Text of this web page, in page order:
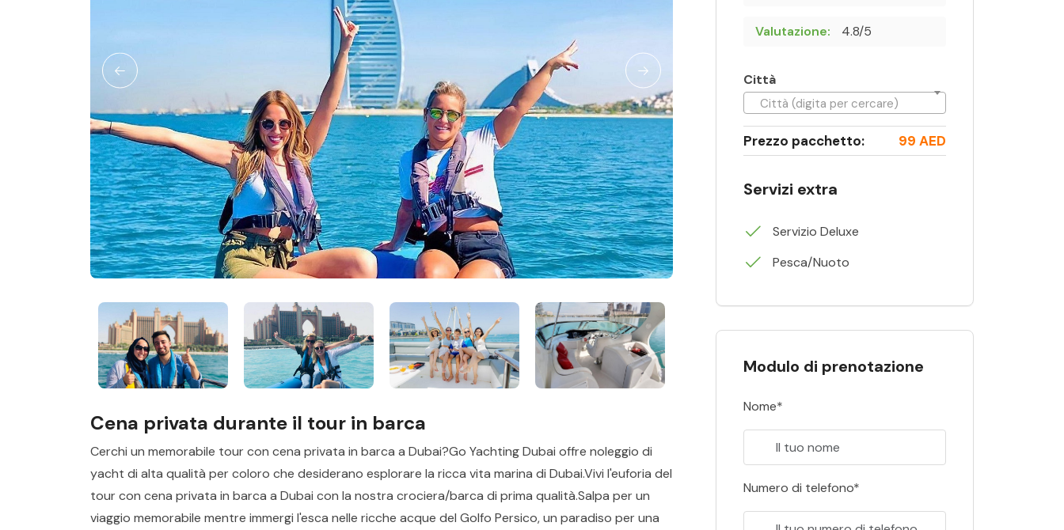
Cena privata durante il tour in barca
Cerchi un memorabile tour con cena privata in barca a Dubai?Go Yachting Dubai offre noleggio di
yacht di alta qualità per coloro che desiderano esplorare la ricca vita marina di Dubai.Vivi l'euforia del
tour con cena privata in barca a Dubai con la nostra crociera/barca di prima qualità.Salpa per un
viaggio memorabile mentre immergi l'esca nelle ricche acque del Golfo Persico, un paradiso per una
Valutazione: 4.8/5
Città
Città (digita per cercare)
Prezzo pacchetto: 99 AED
Servizi extra
Servizio Deluxe
Pesca/Nuoto
Modulo di prenotazione
Nome*
Numero di telefono*